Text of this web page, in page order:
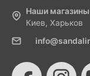
Наши
Киев, Харьков